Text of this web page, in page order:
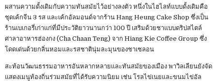
ผสานความดั้งเดิมกับความทันสมัยไว้อย่างลงตัว หนึ่งในไฮไลท์แบบดั้งเดิมคือ
ชุดเค้กจีน 3 รส และเค้กอัลมอนด์จากร้าน Hang Heung Cake Shop ซึ่งเป็น
ร้านเบเกอรี่เก่าแก่ที่มีประวัติยาวนานกว่า 100 ปี เสริมด้วยชาแบบดริปสไตล์
ศาลาอาหารฮ่องกง (Cha Chaan Teng) จาก Hiang Kie Coffee Group ซึ่ง
โดดเด่นด้วยกลิ่นหอมและรสชาตินุ่มละมุนของชาเซลอน
สะท้อนวัฒนธรรมอาหารอันหลากหลายและทันสมัยของเมือง พาวิลเลียนยังจัด
แสดงเมนูท้องถิ่นร่วมสมัยที่ได้รับความนิยม เช่น โรลไข่เนยและขนมไข่อัล